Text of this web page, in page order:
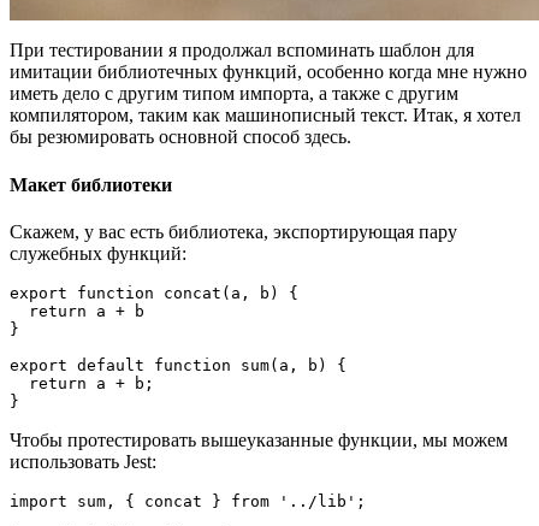
При тестировании я продолжал вспоминать шаблон для
имитации библиотечных функций, особенно когда мне нужно
иметь дело с другим типом импорта, а также с другим
компилятором, таким как машинописный текст. Итак, я хотел
бы резюмировать основной способ здесь.
Макет библиотеки
Скажем, у вас есть библиотека, экспортирующая пару
служебных функций:
export function concat(a, b) {
  return a + b
}
export default function sum(a, b) {
  return a + b;
}
Чтобы протестировать вышеуказанные функции, мы можем
использовать Jest:
import sum, { concat } from '../lib';